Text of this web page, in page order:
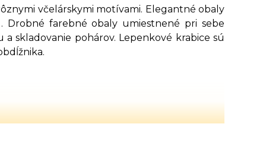
včelárskymi motívami. Elegantné obaly
farebné obaly umiestnené pri sebe
skladovanie pohárov. Lepenkové krabice sú